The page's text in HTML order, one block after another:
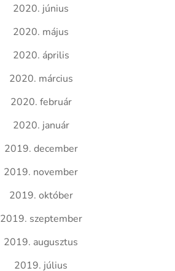
2020. június
2020. május
2020. április
2020. március
2020. február
2020. január
2019. december
2019. november
2019. október
2019. szeptember
2019. augusztus
2019. július